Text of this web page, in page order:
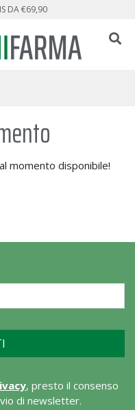
DA €69,90
momento disponibile!
, presto il consenso
di newsletter.